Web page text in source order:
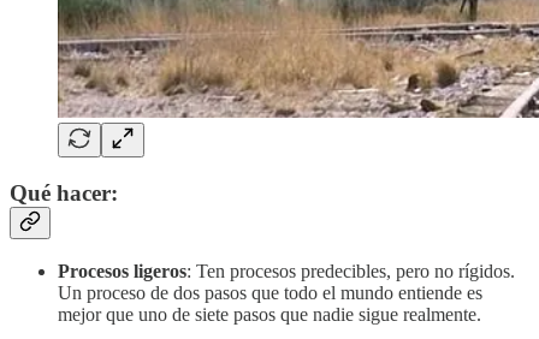
Qué hacer:
Procesos ligeros: Ten procesos predecibles, pero no rígidos.
Un proceso de dos pasos que todo el mundo entiende es
mejor que uno de siete pasos que nadie sigue realmente.